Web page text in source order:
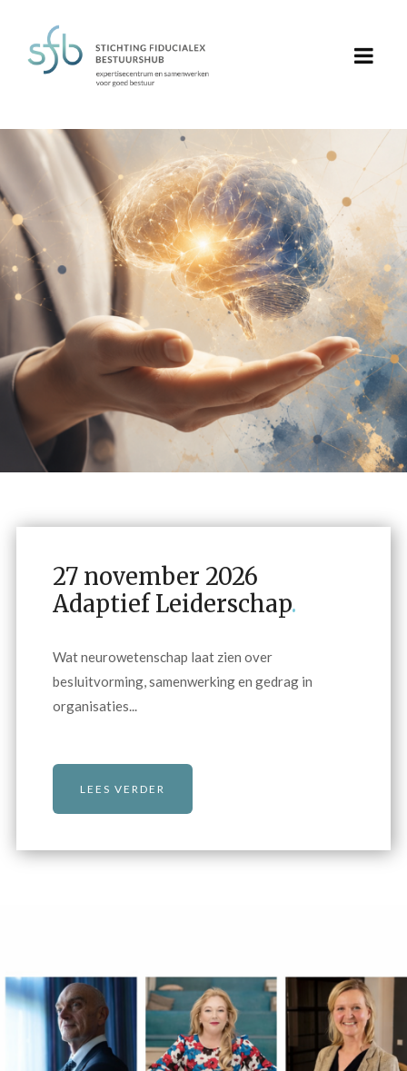
27 november 2026
Adaptief Leiderschap.
Wat neurowetenschap laat zien over
besluitvorming, samenwerking en gedrag in
organisaties...
LEES VERDER